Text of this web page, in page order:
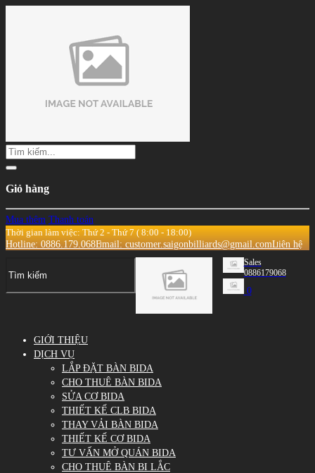
Giỏ hàng
Mua thêm Thanh toán
Thời gian làm việc: Thứ 2 - Thứ 7 ( 8:00 - 18:00)
Hotline: 0886.179.068Email: customer.saigonbilliards@gmail.comLiên hệ
Sales
0886179068
0
GIỚI THIỆU
DỊCH VỤ
LẮP ĐẶT BÀN BIDA
CHO THUÊ BÀN BIDA
SỬA CƠ BIDA
THIẾT KẾ CLB BIDA
THAY VẢI BÀN BIDA
THIẾT KẾ CƠ BIDA
TƯ VẤN MỞ QUÁN BIDA
CHO THUÊ BÀN BI LẮC